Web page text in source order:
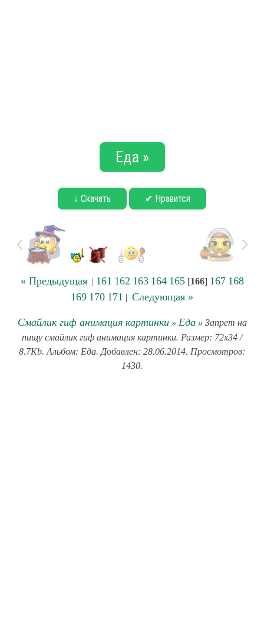
Еда »
↓ Скачать ✔ Нравится
« Предыдущая| 161 162 163 164 165[166] 167 168
169 170 171 | Следующая »
Смайлик гиф анимация картинки» Еда» Запрет на
пищу смайлик гиф анимация картинки. Размер: 72x34 /
8.7Kb. Альбом: Еда. Добавлен: 28.06.2014. Просмотров:
1430.